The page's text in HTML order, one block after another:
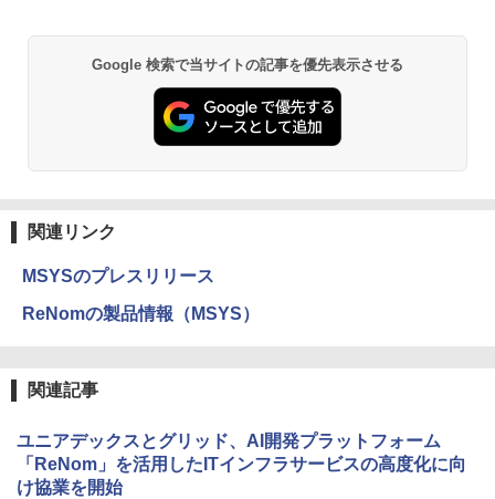
Google 検索で当サイトの記事を優先表示させる
関連リンク
MSYSのプレスリリース
ReNomの製品情報（MSYS）
関連記事
ユニアデックスとグリッド、AI開発プラットフォーム
「ReNom」を活用したITインフラサービスの高度化に向
け協業を開始